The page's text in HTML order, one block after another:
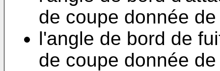
de coupe donnée
l'angle de bord de
de coupe donnée